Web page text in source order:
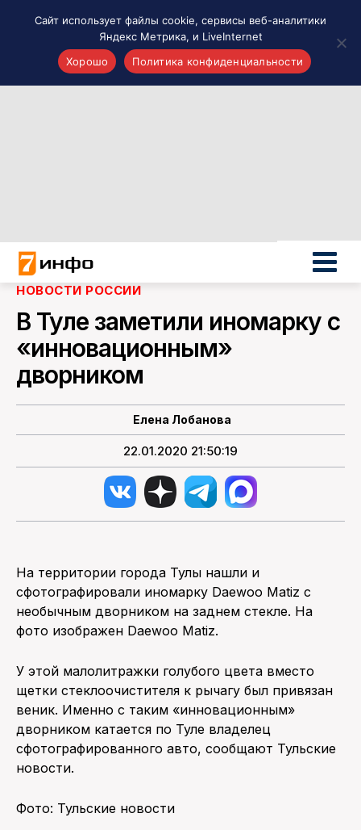
Новости России
Политика
Новости мира
О НАС
НОВОСТИ РОССИИ
В Туле заметили иномарку с
«инновационным»
дворником
Елена Лобанова
22.01.2020 21:50:19
На территории города Тулы нашли и
сфотографировали иномарку Daewoo Matiz с
необычным дворником на заднем стекле. На
фото изображен Daewoo Matiz.
У этой малолитражки голубого цвета вместо
щетки стеклоочистителя к рычагу был привязан
веник. Именно с таким «инновационным»
дворником катается по Туле владелец
сфотографированного авто, сообщают Тульские
новости.
Фото: Тульские новости
Сайт использует файлы cookie, сервисы веб-аналитики
Яндекс Метрика, и LiveInternet
Хорошо
Политика конфиденциальности